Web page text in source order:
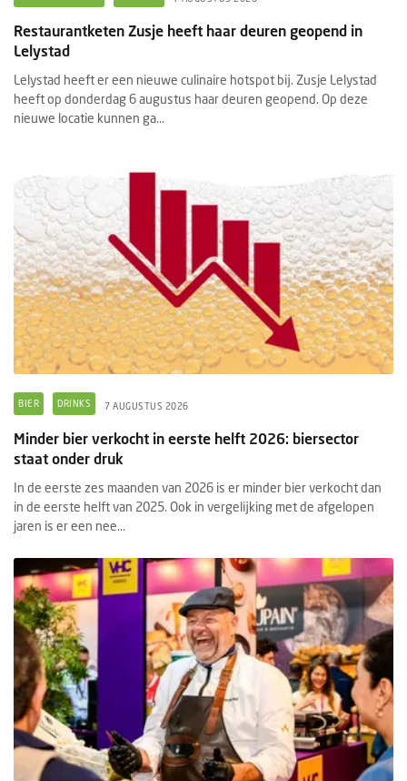
Restaurantketen Zusje heeft haar deuren geopend in
Lelystad
Lelystad heeft er een nieuwe culinaire hotspot bij. Zusje Lelystad
heeft op donderdag 6 augustus haar deuren geopend. Op deze
nieuwe locatie kunnen ga...
BIER DRINKS 7 AUGUSTUS 2026
Minder bier verkocht in eerste helft 2026: biersector
staat onder druk
In de eerste zes maanden van 2026 is er minder bier verkocht dan
in de eerste helft van 2025. Ook in vergelijking met de afgelopen
jaren is er een nee...